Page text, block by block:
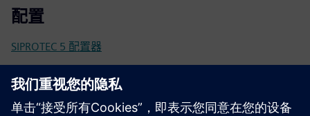
配置
SIPROTEC 5 配置器
SiePortal-在线商店
SIEPortal 上的 SIPROTEC 7SL87 7SL87